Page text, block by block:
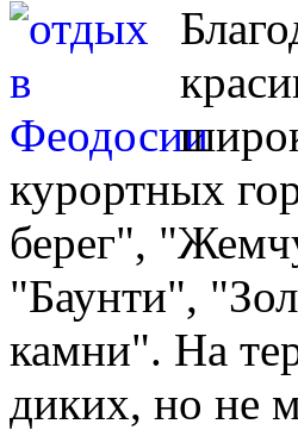
курортных
берег",
"Баунти",
камни". На
диких, но не